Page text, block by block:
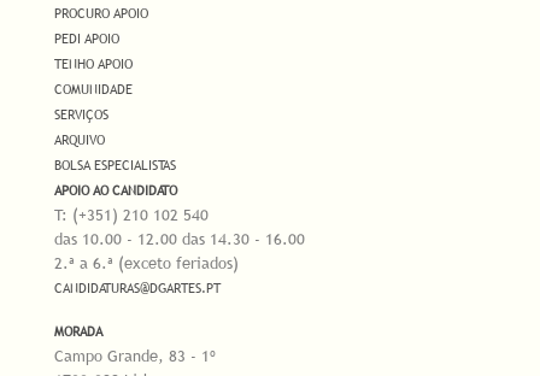
PROCURO APOIO
PEDI APOIO
TENHO APOIO
COMUNIDADE
SERVIÇOS
ARQUIVO
BOLSA ESPECIALISTAS
APOIO AO CANDIDATO
T: (+351) 210 102 540
das 10.00 - 12.00 das 14.30 - 16.00
2.ª a 6.ª (exceto feriados)
CANDIDATURAS@DGARTES.PT
MORADA
Campo Grande, 83 - 1º